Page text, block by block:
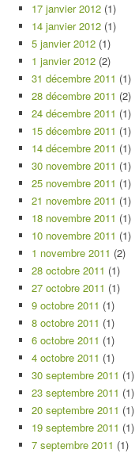
17 janvier 2012 (1)
14 janvier 2012 (1)
5 janvier 2012 (1)
1 janvier 2012 (2)
31 décembre 2011 (1)
28 décembre 2011 (2)
24 décembre 2011 (1)
15 décembre 2011 (1)
14 décembre 2011 (1)
30 novembre 2011 (1)
25 novembre 2011 (1)
21 novembre 2011 (1)
18 novembre 2011 (1)
10 novembre 2011 (1)
1 novembre 2011 (2)
28 octobre 2011 (1)
27 octobre 2011 (1)
9 octobre 2011 (1)
8 octobre 2011 (1)
6 octobre 2011 (1)
4 octobre 2011 (1)
30 septembre 2011 (1)
23 septembre 2011 (1)
20 septembre 2011 (1)
19 septembre 2011 (1)
7 septembre 2011 (1)